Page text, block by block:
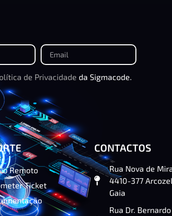
de Privacidade da Sigmacode.
Remoto
Ticket
CONTACTOS
Rua Nova de
4410-377
Gaia
Rua Dr.